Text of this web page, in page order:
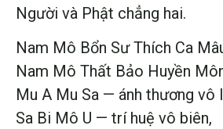
Người và Phật chẳng hai.
Nam Mô Bổn Sư Thích Ca
Nam Mô Thất Bảo Huyền
Mu A Mu Sa — ánh thương vô
Sa Bi Mô U — trí huệ vô biên,